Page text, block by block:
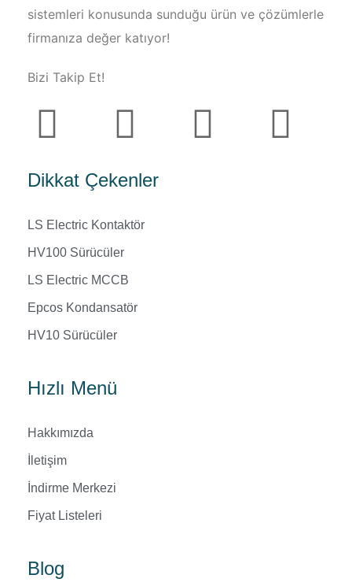
sistemleri konusunda sunduğu ürün ve çözümlerle
firmanıza değer katıyor!
Bizi Takip Et!
Dikkat Çekenler
LS Electric Kontaktör
HV100 Sürücüler
LS Electric MCCB
Epcos Kondansatör
HV10 Sürücüler
Hızlı Menü
Hakkımızda
İletişim
İndirme Merkezi
Fiyat Listeleri
Blog